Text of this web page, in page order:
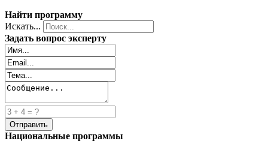
Найти программу
Искать...
Задать вопрос эксперту
Национальные программы